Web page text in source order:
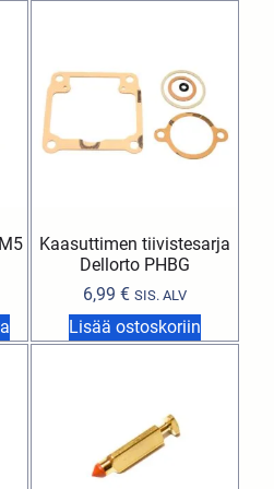
Kaasuttimen tiivistesarja
Dellorto PHBG
6,99 € SIS. ALV
Lisää ostoskoriin